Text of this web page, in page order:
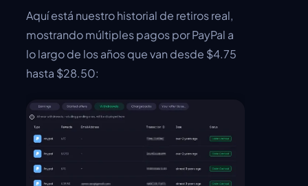
Aquí está nuestro historial de retiros real,
mostrando múltiples pagos por PayPal a
lo largo de los años que van desde $4.75
hasta $28.50: